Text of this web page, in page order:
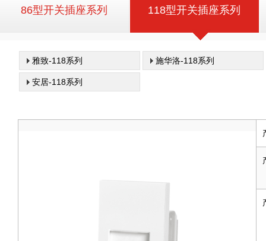
86型开关插座系列 118型开关插座系列
雅致-118系列 施华洛-118系列
安居-118系列